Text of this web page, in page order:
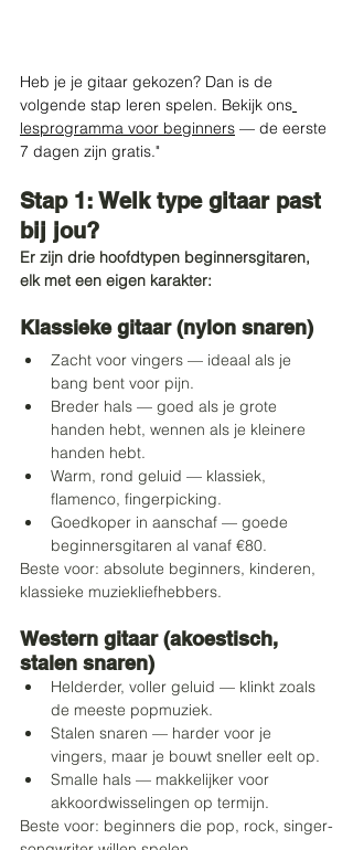
Heb je je gitaar gekozen? Dan is de
volgende stap leren spelen. Bekijk ons
lesprogramma voor beginners — de eerste
7 dagen zijn gratis."
Stap 1: Welk type gitaar past
bij jou?
Er zijn drie hoofdtypen beginnersgitaren,
elk met een eigen karakter:
Klassieke gitaar (nylon snaren)
Zacht voor vingers — ideaal als je
bang bent voor pijn.
Breder hals — goed als je grote
handen hebt, wennen als je kleinere
handen hebt.
Warm, rond geluid — klassiek,
flamenco, fingerpicking.
Goedkoper in aanschaf — goede
beginnersgitaren al vanaf €80.
Beste voor: absolute beginners, kinderen,
klassieke muziekliefhebbers.
Western gitaar (akoestisch,
stalen snaren)
Helderder, voller geluid — klinkt zoals
de meeste popmuziek.
Stalen snaren — harder voor je
vingers, maar je bouwt sneller eelt op.
Smalle hals — makkelijker voor
akkoordwisselingen op termijn.
Beste voor: beginners die pop, rock, singer-